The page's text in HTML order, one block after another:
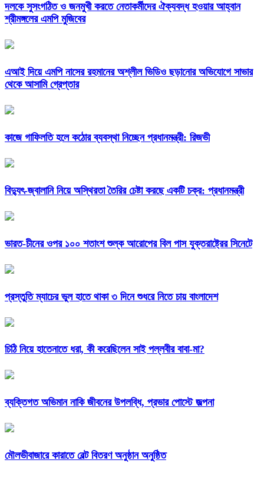
দলকে সুসংগঠিত ও জনমুখী করতে নেতাকর্মীদের ঐক্যবদ্ধ হওয়ার আহ্বান
শ্রীমঙ্গলের এমপি মুজিবের
এআই দিয়ে এমপি নাসের রহমানের অশ্লীল ভিডিও ছড়ানোর অভিযোগে সাভার
থেকে আসামি গ্রেপ্তার
কাজে গাফিলতি হলে কঠোর ব্যবস্থা নিচ্ছেন প্রধানমন্ত্রী: রিজভী
বিদ্যুৎ-জ্বালানি নিয়ে অস্থিরতা তৈরির চেষ্টা করছে একটি চক্র: প্রধানমন্ত্রী
ভারত-চীনের ওপর ১০০ শতাংশ শুল্ক আরোপের বিল পাস যুক্তরাষ্ট্রের সিনেটে
প্রস্তুতি ম্যাচের ভুল হাতে থাকা ৩ দিনে শুধরে নিতে চায় বাংলাদেশ
চিঠি নিয়ে হাতেনাতে ধরা, কী করেছিলেন সাই পল্লবীর বাবা-মা?
ব্যক্তিগত অভিমান নাকি জীবনের উপলব্ধি, প্রভার পোস্টে জল্পনা
মৌলভীবাজারে কারাতে বেল্ট বিতরণ অনুষ্ঠান অনুষ্ঠিত